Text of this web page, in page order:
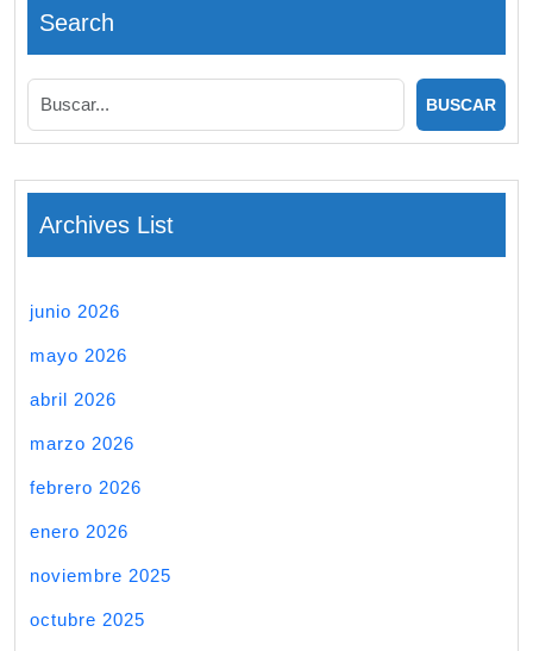
Search
Archives List
junio 2026
mayo 2026
abril 2026
marzo 2026
febrero 2026
enero 2026
noviembre 2025
octubre 2025